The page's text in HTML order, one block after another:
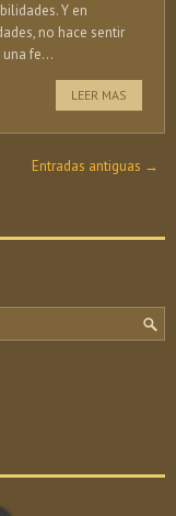
Y en
no hace sentir
fe...
LEER MAS
Entradas antiguas →